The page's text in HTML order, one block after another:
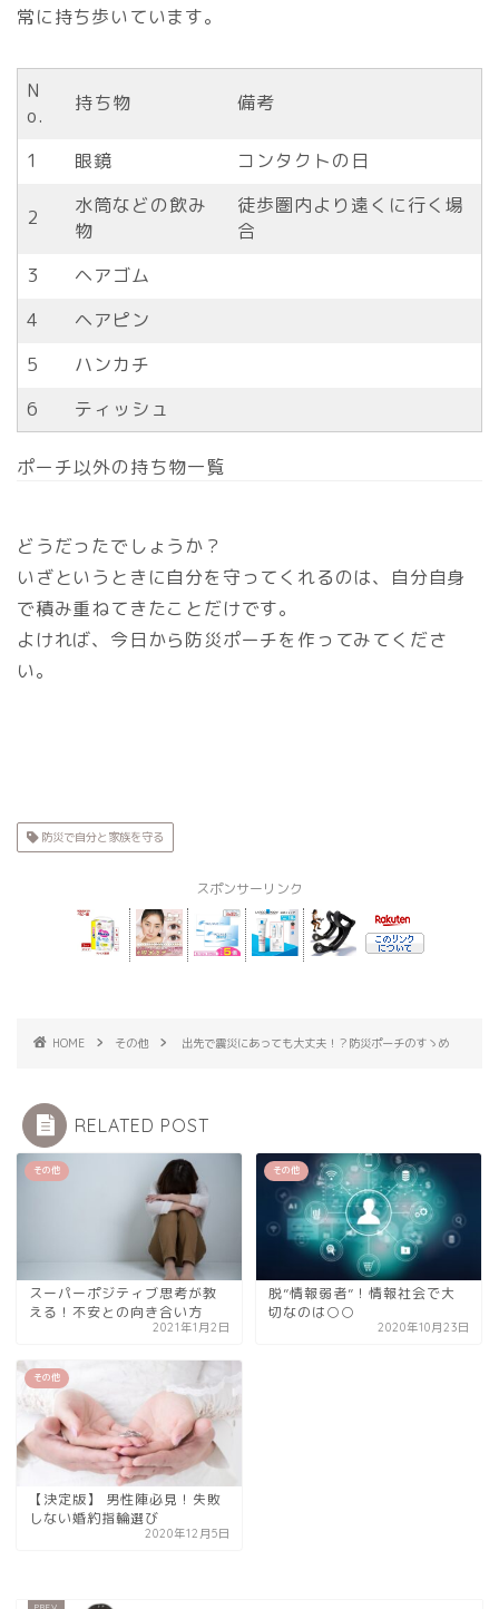
常に持ち歩いています。
N
o.
持ち物 備考
1 眼鏡 コンタクトの日
2
水筒などの飲み
物
徒歩圏内より遠くに行く場
合
3
ヘアゴム
4
ヘアピン
5
ハンカチ
6
ティッシュ
ポーチ以外の持ち物一覧
どうだったでしょうか？
いざというときに自分を守ってくれるのは、自分自身
で積み重ねてきたことだけです。
よければ、今日から防災ポーチを作ってみてくださ
い。
防災で自分と家族を守る
スポンサーリンク
HOME その他 出先で震災にあっても大丈夫！？防災ポーチのすゝめ
RELATED POST
その他
スーパーポジティブ思考が教
える！不安との向き合い方
2021年1月2日
その他
脱”情報弱者”！情報社会で大
切なのは○○
2020年10月23日
その他
【決定版】 男性陣必見！失敗
しない婚約指輪選び
2020年12月5日